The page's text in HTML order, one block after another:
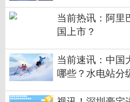
当前热讯：阿里
国上市？
当前速讯：中国
哪些？水电站分